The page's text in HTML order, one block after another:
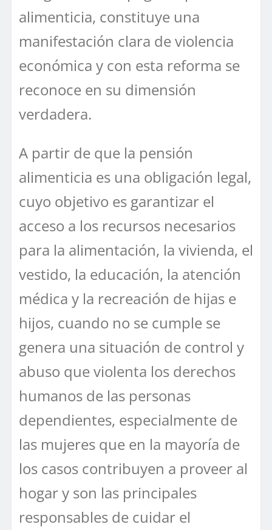
alimenticia, constituye una
manifestación clara de violencia
económica y con esta reforma se
reconoce en su dimensión
verdadera.
A partir de que la pensión
alimenticia es una obligación legal,
cuyo objetivo es garantizar el
acceso a los recursos necesarios
para la alimentación, la vivienda, el
vestido, la educación, la atención
médica y la recreación de hijas e
hijos, cuando no se cumple se
genera una situación de control y
abuso que violenta los derechos
humanos de las personas
dependientes, especialmente de
las mujeres que en la mayoría de
los casos contribuyen a proveer al
hogar y son las principales
responsables de cuidar el